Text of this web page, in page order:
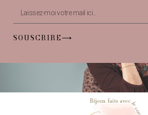
SOUSCRIRE⟶